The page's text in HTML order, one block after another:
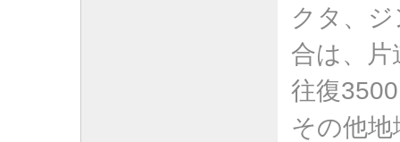
クタ、
合は、片
往復
その他